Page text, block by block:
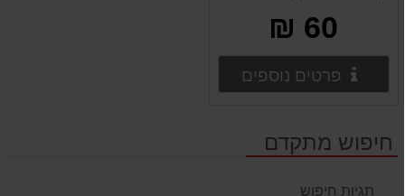
מהחנות
60 ₪
פרטים נוספים
חיפוש מתקדם
תגיות חיפוש